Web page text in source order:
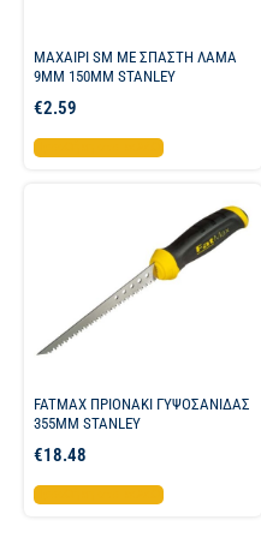
ΜΑΧΑΙΡΙ SM ΜΕ ΣΠΑΣΤΗ ΛΑΜΑ
9ΜΜ 150ΜΜ STANLEY
€2.59
Προσθήκη στο καλάθι
FATMAX ΠΡΙΟΝΑΚΙ ΓΥΨΟΣΑΝΙΔΑΣ
355ΜΜ STANLEY
€18.48
Προσθήκη στο καλάθι